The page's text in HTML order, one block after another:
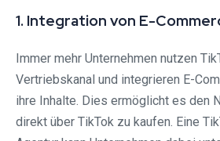
1. Integration von E-
Immer mehr Unternehmen nutzen
Vertriebskanal und integrieren E-
ihre Inhalte. Dies ermöglicht es den
direkt über TikTok zu kaufen. Eine